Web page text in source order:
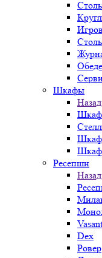
Шкафы
Назад
Ресепшн
Назад
Dex
Ровер